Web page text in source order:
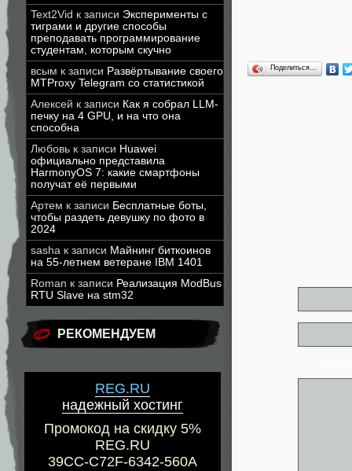
Text2Vid к записи Эксперименты с
тиграми и другие способы
преподавать программирование
студентам, которым скучно
всым к записи Развёртывание своего
MTProxy Telegram со статистикой
Алексей к записи Как я собрал LLM-
печку на 4 GPU, и на что она
способна
Любовь к записи Huawei
официально представила
HarmonyOS 7: какие смартфоны
получат её первыми
Артем к записи Бесплатные боты,
чтобы раздеть девушку по фото в
2024
sasha к записи Майнинг биткоинов
на 55-летнем ветеране IBM 1401
Roman к записи Реализация ModBus
RTU Slave на stm32
РЕКОМЕНДУЕМ
REG.RU
надежный хостинг
Промокод на скидку 5%
REG.RU
39CC-C72F-6342-560A
Поделиться…